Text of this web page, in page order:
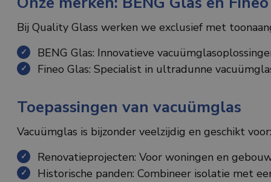
Bij Quality Glass werken we exclusief met
BENG Glas: Innovatieve
Fineo Glas: Specialist in ultradunne
Toepassingen van vacuümglas
Vacuümglas is bijzonder veelzijdig en geschikt voor:
Renovatieprojecten: Voor woningen en
Historische panden: Combineer isolatie met